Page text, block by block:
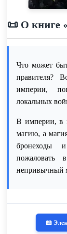
📜 О книге
Что может
правителя?
империи,
локальных
В империи, в
магию, а
бронеходы
пожаловать
непривычный
📖